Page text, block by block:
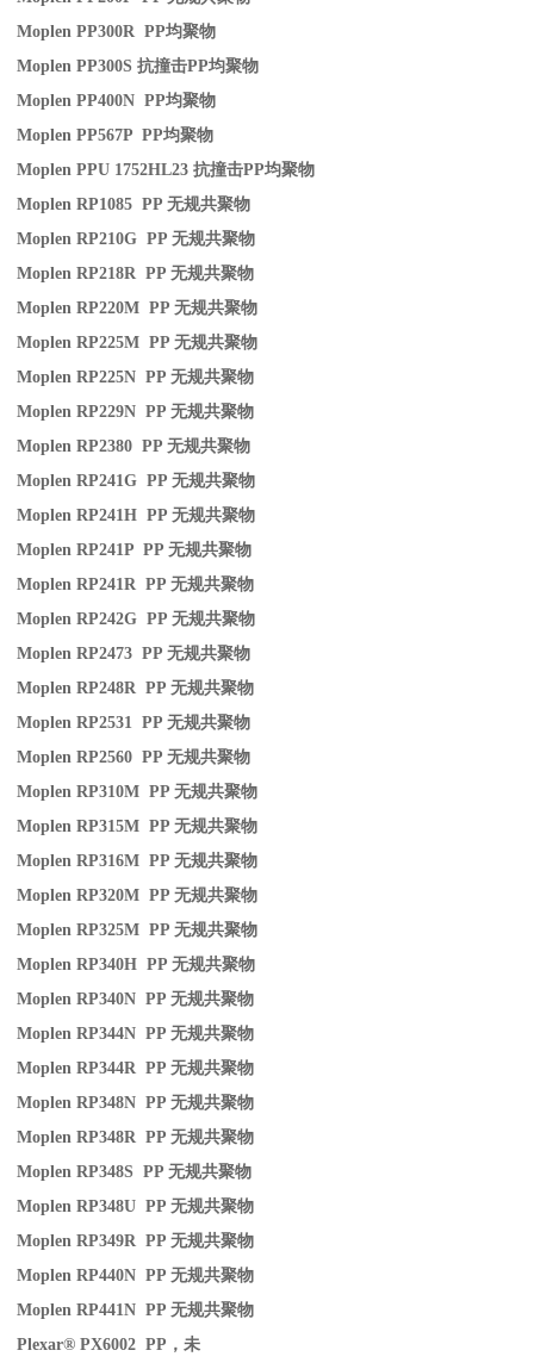
Moplen PP300R PP均聚物
Moplen PP300S抗撞击PP均聚物
Moplen PP400N PP均聚物
Moplen PP567P PP均聚物
Moplen PPU 1752HL23抗撞击PP均聚物
Moplen RP1085 PP无规共聚物
Moplen RP210G PP无规共聚物
Moplen RP218R PP无规共聚物
Moplen RP220M PP无规共聚物
Moplen RP225M PP无规共聚物
Moplen RP225N PP无规共聚物
Moplen RP229N PP无规共聚物
Moplen RP2380 PP无规共聚物
Moplen RP241G PP无规共聚物
Moplen RP241H PP无规共聚物
Moplen RP241P PP无规共聚物
Moplen RP241R PP无规共聚物
Moplen RP242G PP无规共聚物
Moplen RP2473 PP无规共聚物
Moplen RP248R PP无规共聚物
Moplen RP2531 PP无规共聚物
Moplen RP2560 PP无规共聚物
Moplen RP310M PP无规共聚物
Moplen RP315M PP无规共聚物
Moplen RP316M PP无规共聚物
Moplen RP320M PP无规共聚物
Moplen RP325M PP无规共聚物
Moplen RP340H PP无规共聚物
Moplen RP340N PP无规共聚物
Moplen RP344N PP无规共聚物
Moplen RP344R PP无规共聚物
Moplen RP348N PP无规共聚物
Moplen RP348R PP无规共聚物
Moplen RP348S PP无规共聚物
Moplen RP348U PP无规共聚物
Moplen RP349R PP无规共聚物
Moplen RP440N PP无规共聚物
Moplen RP441N PP无规共聚物
Plexar® PX6002 PP ，未